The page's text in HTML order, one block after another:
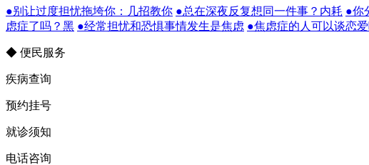
●别让过度担忧拖垮你：几招教你 ●总在深夜反复想同一件事？内耗 ●你
虑症了吗？黑 ●经常担忧和恐惧事情发生是焦虑 ●焦虑症的人可以谈恋
◆ 便民服务
疾病查询
预约挂号
就诊须知
电话咨询